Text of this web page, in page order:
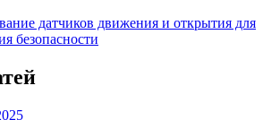
датчиков движения и открытия для
безопасности